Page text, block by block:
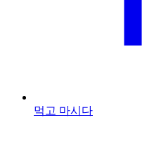
먹고 마시다